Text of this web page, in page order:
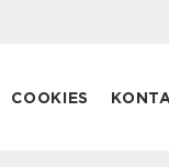
COOKIES